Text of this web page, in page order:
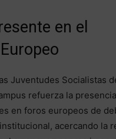
en el
Juventudes Socialistas
refuerza la
en foros europeos de
acercando la